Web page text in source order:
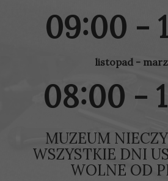
09:00 -
listopad -
08:00 -
MUZEUM
WSZYSTKIE DNI
WOLNE OD